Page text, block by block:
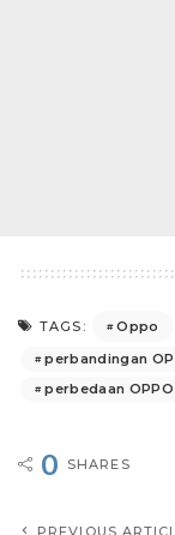
TAGS: Oppo
perbandingan
perbedaan
0 SHARES
PREVIOUS